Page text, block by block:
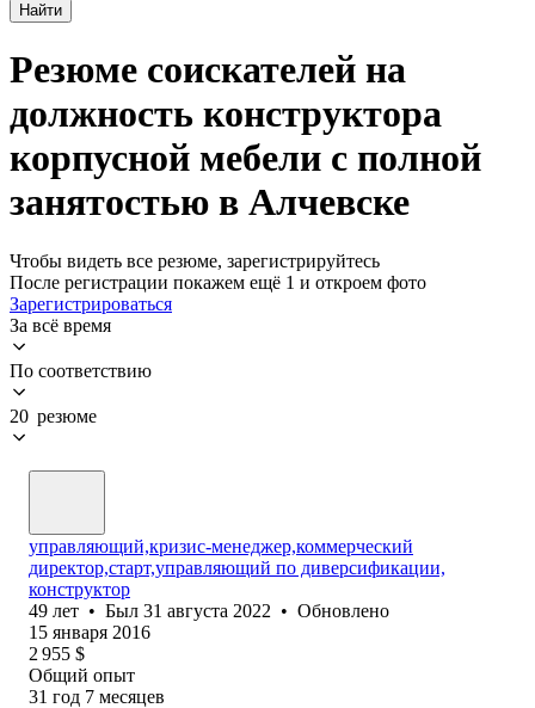
Найти
Резюме соискателей на
должность конструктора
корпусной мебели с полной
занятостью в Алчевске
Чтобы видеть все резюме, зарегистрируйтесь
После регистрации покажем ещё 1 и откроем фото
Зарегистрироваться
За всё время
По соответствию
20 резюме
управляющий,кризис-менеджер,коммерческий
директор,старт,управляющий по диверсификации,
конструктор
49 лет • Был 31 августа 2022 • Обновлено
15 января 2016
2 955 $
Общий опыт
31 год 7 месяцев